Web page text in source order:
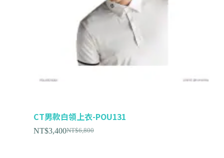
CT男款白領上衣-POU131
NT$6,800
NT$3,400